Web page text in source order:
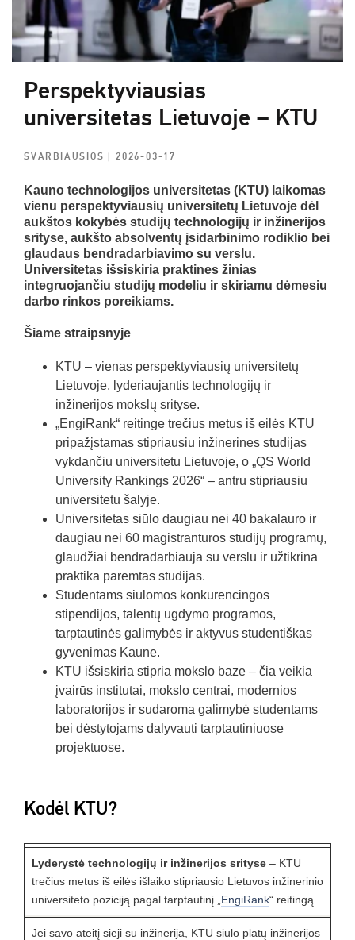
Perspektyviausias
universitetas Lietuvoje – KTU
SVARBIAUSIOS| 2026-03-17
Kauno technologijos universitetas (KTU) laikomas
vienu perspektyviausių universitetų Lietuvoje dėl
aukštos kokybės studijų technologijų ir inžinerijos
srityse, aukšto absolventų įsidarbinimo rodiklio bei
glaudaus bendradarbiavimo su verslu.
Universitetas išsiskiria praktines žinias
integruojančiu studijų modeliu ir skiriamu dėmesiu
darbo rinkos poreikiams.
Šiame straipsnyje
KTU – vienas perspektyviausių universitetų
Lietuvoje, lyderiaujantis technologijų ir
inžinerijos mokslų srityse.
„EngiRank“ reitinge trečius metus iš eilės KTU
pripažįstamas stipriausiu inžinerines studijas
vykdančiu universitetu Lietuvoje, o „QS World
University Rankings 2026“ – antru stipriausiu
universitetu šalyje.
Universitetas siūlo daugiau nei 40 bakalauro ir
daugiau nei 60 magistrantūros studijų programų,
glaudžiai bendradarbiauja su verslu ir užtikrina
praktika paremtas studijas.
Studentams siūlomos konkurencingos
stipendijos, talentų ugdymo programos,
tarptautinės galimybės ir aktyvus studentiškas
gyvenimas Kaune.
KTU išsiskiria stipria mokslo baze – čia veikia
įvairūs institutai, mokslo centrai, modernios
laboratorijos ir sudaroma galimybė studentams
bei dėstytojams dalyvauti tarptautiniuose
projektuose.
Kodėl KTU?
Lyderystė technologijų ir inžinerijos srityse – KTU
trečius metus iš eilės išlaiko stipriausio Lietuvos inžinerinio
universiteto poziciją pagal tarptautinį „ EngiRank“ reitingą.
Jei savo ateitį sieji su inžinerija, KTU siūlo platų inžinerijos